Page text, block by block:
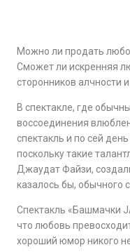
Можно ли продать
Сможет ли искренняя
сторонников алчности
В спектакле, где
воссоединения
спектакль и по сей
поскольку такие
Джаудат Файзи,
казалось бы, обычного
Спектакль «Башмачки
что любовь
хороший юмор никого